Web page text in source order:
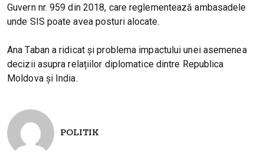
Guvern nr. 959 din 2018, care reglementează ambasadele
unde SIS poate avea posturi alocate.
Ana Taban a ridicat și problema impactului unei asemenea
decizii asupra relațiilor diplomatice dintre Republica
Moldova și India.
POLITIK